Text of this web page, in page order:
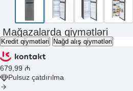
Mağazalarda qiymətləri
Kredit qiymətləri Nağd alış qiymətləri
679 ,99 ₼
Pulsuz çatdırılma